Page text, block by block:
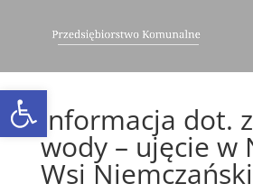
Otwórz pasek narzędzi
Informacja dot.
wody – ujęcie w
Wsi